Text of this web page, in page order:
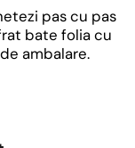
pas cu pas
bate folia cu
ambalare.